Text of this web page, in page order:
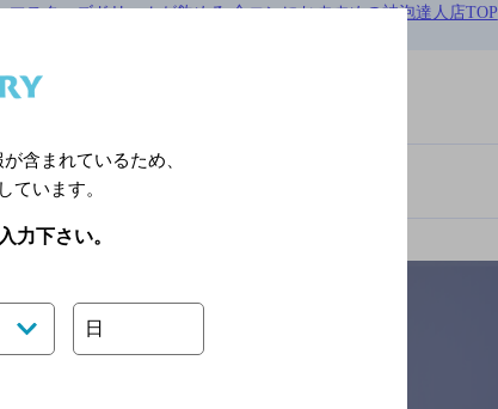
マスターズドリームが飲める,合コンにおすすめの神泡達人店TOP
よりハイボール取り扱い銘柄が異なります。
含まれているため、
ています。
力下さい。
日